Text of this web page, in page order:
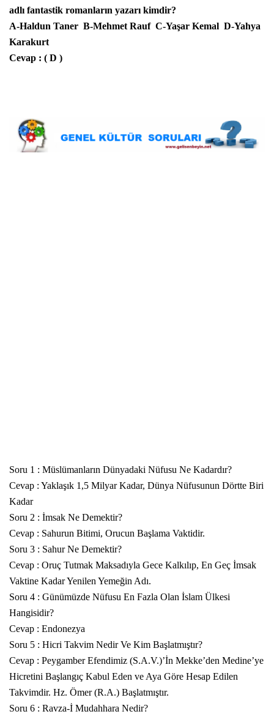
adlı fantastik romanların yazarı kimdir?
A-Haldun Taner B-Mehmet Rauf C-Yaşar Kemal D-Yahya
Karakurt
Cevap : ( D )
Soru 1 : Müslümanların Dünyadaki Nüfusu Ne Kadardır?
Cevap : Yaklaşık 1,5 Milyar Kadar, Dünya Nüfusunun Dörtte Biri
Kadar
Soru 2 : İmsak Ne Demektir?
Cevap : Sahurun Bitimi, Orucun Başlama Vaktidir.
Soru 3 : Sahur Ne Demektir?
Cevap : Oruç Tutmak Maksadıyla Gece Kalkılıp, En Geç İmsak
Vaktine Kadar Yenilen Yemeğin Adı.
Soru 4 : Günümüzde Nüfusu En Fazla Olan İslam Ülkesi
Hangisidir?
Cevap : Endonezya
Soru 5 : Hicri Takvim Nedir Ve Kim Başlatmıştır?
Cevap : Peygamber Efendimiz (S.A.V.)’İn Mekke’den Medine’ye
Hicretini Başlangıç Kabul Eden ve Aya Göre Hesap Edilen
Takvimdir. Hz. Ömer (R.A.) Başlatmıştır.
Soru 6 : Ravza-İ Mudahhara Nedir?